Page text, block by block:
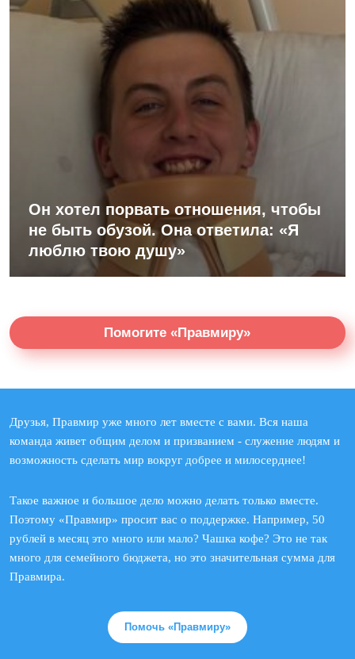
Он хотел порвать отношения, чтобы
не быть обузой. Она ответила: «Я
люблю твою душу»
Помогите «Правмиру»
Друзья, Правмир уже много лет вместе с вами. Вся наша
команда живет общим делом и призванием - служение людям и
возможность сделать мир вокруг добрее и милосерднее!
Такое важное и большое дело можно делать только вместе.
Поэтому «Правмир» просит вас о поддержке. Например, 50
рублей в месяц это много или мало? Чашка кофе? Это не так
много для семейного бюджета, но это значительная сумма для
Правмира.
Помочь «Правмиру»